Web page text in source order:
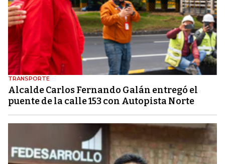
TRANSPORTE
Alcalde Carlos Fernando Galán entregó el
puente de la calle 153 con Autopista Norte